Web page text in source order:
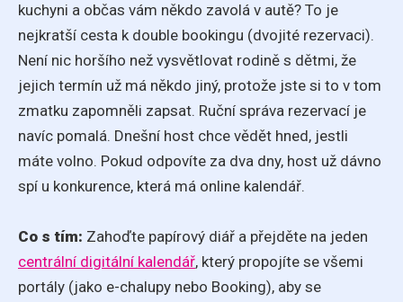
kuchyni a občas vám někdo zavolá v autě? To je
nejkratší cesta k double bookingu (dvojité rezervaci).
Není nic horšího než vysvětlovat rodině s dětmi, že
jejich termín už má někdo jiný, protože jste si to v tom
zmatku zapomněli zapsat. Ruční správa rezervací je
navíc pomalá. Dnešní host chce vědět hned, jestli
máte volno. Pokud odpovíte za dva dny, host už dávno
spí u konkurence, která má online kalendář.
Co s tím: Zahoďte papírový diář a přejděte na jeden
centrální digitální kalendář, který propojíte se všemi
portály (jako e-chalupy nebo Booking), aby se